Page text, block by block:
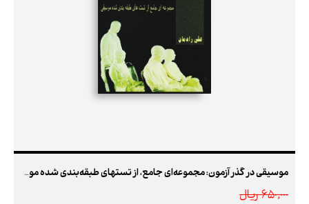
موسیقی در گذر آزمون: مجموعه‌ای جامع، از تستهای طبقه‌بندی شده موسیقی
650,000 ريال